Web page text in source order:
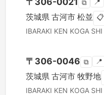
⧉ 📍
茨城県 古河市 松並 📋
IBARAKI KEN KOGA SHI
〒 306-0046 ⧉ 📍
茨城県 古河市 牧野地
IBARAKI KEN KOGA SHI